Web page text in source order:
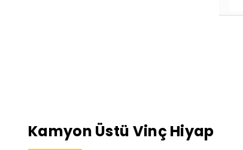
Kamyon Üstü Vinç Hiyap